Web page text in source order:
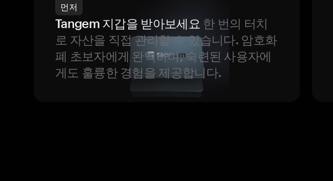
먼저
Tangem 지갑을 받아보세요 한 번의 터치
로 자산을 직접 관리할 수 있습니다. 암호화
폐 초보자에게 완벽하며, 숙련된 사용자에
게도 훌륭한 경험을 제공합니다.